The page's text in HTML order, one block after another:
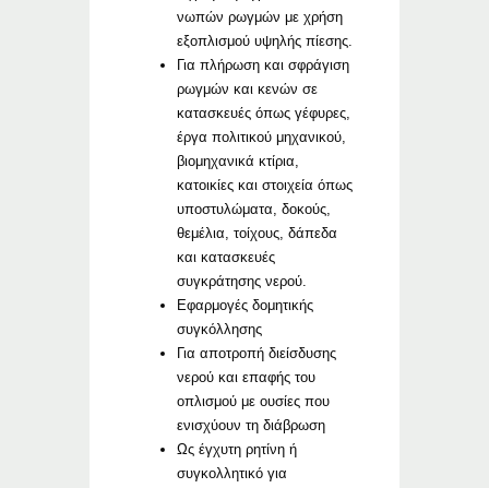
νωπών ρωγμών με χρήση
εξοπλισμού υψηλής πίεσης.
Για πλήρωση και σφράγιση
ρωγμών και κενών σε
κατασκευές όπως γέφυρες,
έργα πολιτικού μηχανικού,
βιομηχανικά κτίρια,
κατοικίες και στοιχεία όπως
υποστυλώματα, δοκούς,
θεμέλια, τοίχους, δάπεδα
και κατασκευές
συγκράτησης νερού.
Εφαρμογές δομητικής
συγκόλλησης
Για αποτροπή διείσδυσης
νερού και επαφής του
οπλισμού με ουσίες που
ενισχύουν τη διάβρωση
Ως έγχυτη ρητίνη ή
συγκολλητικό για